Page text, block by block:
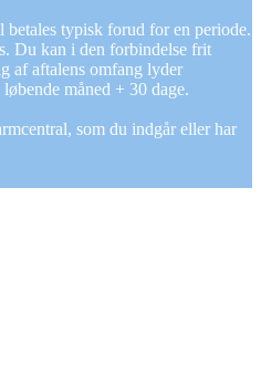
betales typisk forud for en periode.
Du kan i den forbindelse frit
af aftalens omfang lyder
måned + 30 dage.
som du indgår eller har